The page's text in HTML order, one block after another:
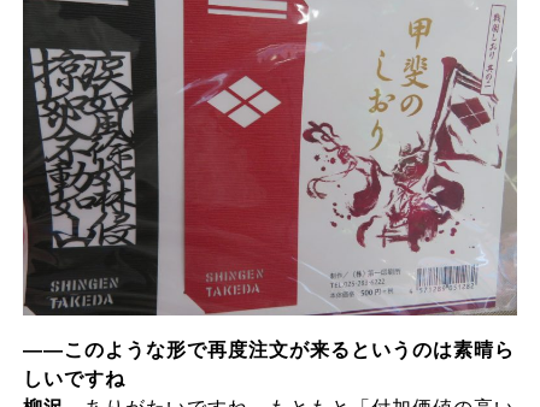
――このような形で再度注文が来るというのは素晴ら
しいですね